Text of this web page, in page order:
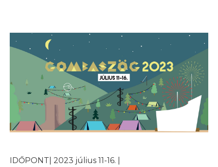
IDŐPONT| 2023 július 11-16. |